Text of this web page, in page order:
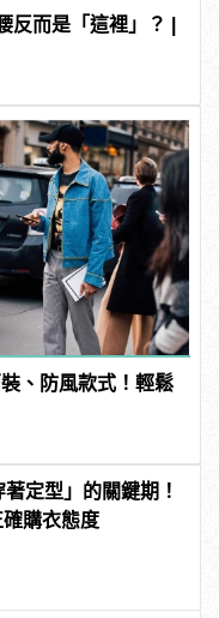
而是「這裡」？ |
、防風款式！輕鬆
定型」的關鍵期！
購衣態度